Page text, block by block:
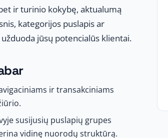
ir turinio kokybę, aktualumą
kategorijos puslapis ar
jūsų potencialūs klientai.
ir transakciniams
susijusių puslapių grupes
vidinę nuorodų struktūrą.